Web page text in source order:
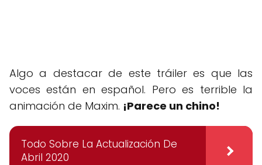
Algo a destacar de este tráiler es que las
voces están en español. Pero es terrible la
animación de Maxim. ¡Parece un chino!
Todo Sobre La Actualización De
Abril 2020